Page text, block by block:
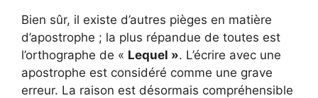
Bien sûr, il existe d’autres pièges en matière
d’apostrophe ; la plus répandue de toutes est
l’orthographe de « Lequel ». L’écrire avec une
apostrophe est considéré comme une grave
erreur. La raison est désormais compréhensible